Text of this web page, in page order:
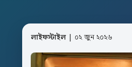
লাইফস্টাইল | ০২ জুন ২০২৬